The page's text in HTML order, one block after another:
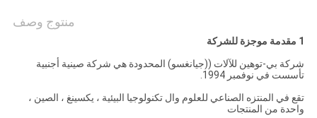
منتوج وصف
1 مقدمة موجزة للشركة
شركة بي-توهين للآلات ((جيانغسو) المحدودة هي شركة صينية أجنبية
تأسست في نوفمبر 1994.
تقع في المنتزه الصناعي للعلوم وال تكنولوجيا البيئية ، يكسينغ ، الصين ،
واحدة من المنتجات